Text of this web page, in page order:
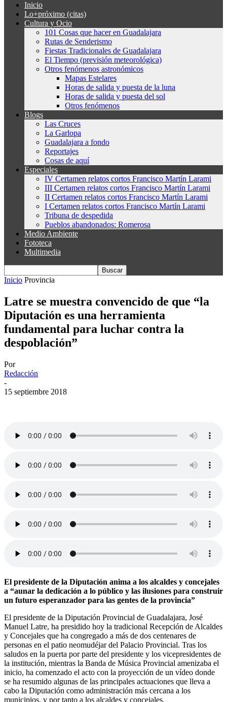
Inicio
Lo+próximo (citas)
Cultura y Ocio
101 Cosas que hacer en Guadalajara
Rutas de Senderismo
Fiestas Tradicionales de Guadalajara
El Tiempo (previsión meteorológica)
Otros fenómenos astronómicos
Mapas Estelares
Horas de salida y puesta de la luna
Horas de salida y puesta del sol
Otros fenómenos
Blogs
Las Cruces
La Garlopa
Guadalajara a fondo
Reportajes
Cosas de aquí
Especiales
IV Certamen relatos cortos Francisco Martín Larami
III Certamen relatos cortos Francisco Martín Larami
II Certamen relatos cortos Francisco Martín Larami
I Certamen relatos cortos Francisco Martín Larami
Tribuna de despedida
Pueblos abandonados: Romerosa
Medio Ambiente
Fototeca
Multimedia
Inicio Provincia
Latre se muestra convencido de que “la
Diputación es una herramienta
fundamental para luchar contra la
despoblación”
Por
Redacción
-
15 septiembre 2018
El presidente de la Diputación anima a los alcaldes y concejales
a “aunar la dedicación a lo público y las ilusiones para construir
un futuro esperanzador para las gentes de la provincia”
El presidente de la Diputación Provincial de Guadalajara, José
Manuel Latre, ha presidido hoy la tradicional Recepción de Alcaldes
y Concejales que ha congregado a más de dos centenares de
personas en el patio neomudéjar del Palacio Provincial. Tras los
saludos en la puerta por parte del presidente y los vicepresidentes de
la institución, mientras la Banda de Música Provincial amenizaba el
inicio, ha comenzado el acto con la proyección de un vídeo donde
se ha resumido algunas de las principales actuaciones que lleva a
cabo la Diputación como administración más cercana a los
municipios, y por tanto a los alcaldes y concejales.